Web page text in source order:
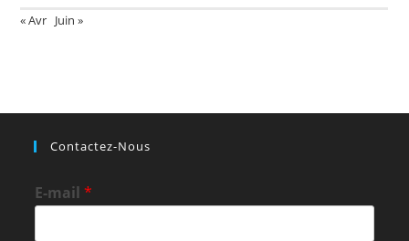
« Avr Juin »
Contactez-Nous
E-mail*